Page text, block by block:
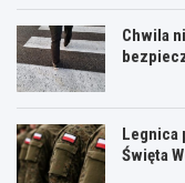
Chwila
Legnica
Święta